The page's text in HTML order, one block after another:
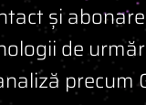
și
de
precum